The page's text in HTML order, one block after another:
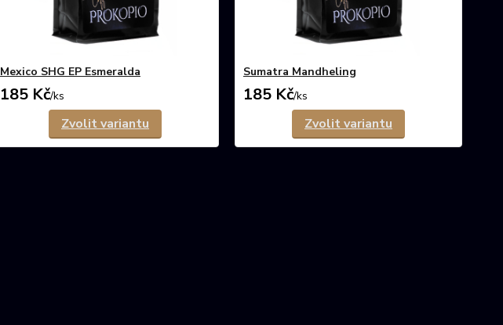
Mexico SHG EP Esmeralda
185 Kč/ks
Zvolit variantu
Sumatra Mandheling
185 Kč/ks
Zvolit variantu